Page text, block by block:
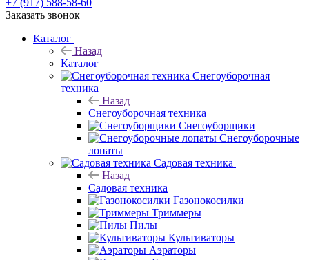
+7 (917) 588-58-60
Заказать звонок
Каталог
Назад
Каталог
Снегоуборочная
техника
Назад
Снегоуборочная техника
Снегоуборщики
Снегоуборочные
лопаты
Садовая техника
Назад
Садовая техника
Газонокосилки
Триммеры
Пилы
Культиваторы
Аэраторы